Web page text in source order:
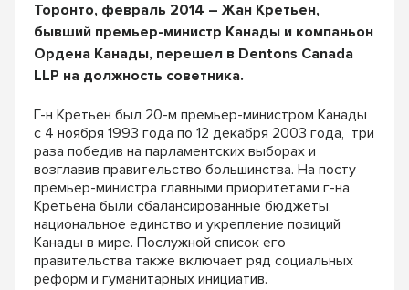
Торонто, февраль 2014 – Жан Кретьен,
бывший премьер-министр Канады и компаньон
Ордена Канады, перешел в Dentons Сanada
LLP на должность советника.
Г-н Кретьен был 20-м премьер-министром Канады
с 4 ноября 1993 года по 12 декабря 2003 года, три
раза победив на парламентских выборах и
возглавив правительство большинства. На посту
премьер-министра главными приоритетами г-на
Кретьена были сбалансированные бюджеты,
национальное единство и укрепление позиций
Канады в мире. Послужной список его
правительства также включает ряд социальных
реформ и гуманитарных инициатив.